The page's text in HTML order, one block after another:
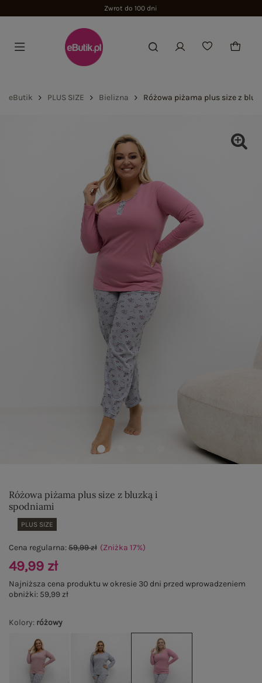
Zwrot do 100 dni
eButik PLUS SIZE Bielizna Różowa piżama plus size z
Różowa piżama plus size z bluzką i
spodniami
PLUS SIZE
Kolory: różowy
Cena regularna:59,99 zł (Zniżka 17%)
49,99 zł
Najniższa cena produktu w okresie 30 dni przed wprowadzeniem
obniżki: 59,99 zł